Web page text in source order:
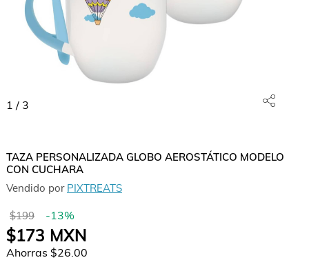
1 / 3
TAZA PERSONALIZADA GLOBO AEROSTÁTICO MODELO
CON CUCHARA
Vendido por PIXTREATS
$199 -13%
$173 MXN
Ahorras $26.00